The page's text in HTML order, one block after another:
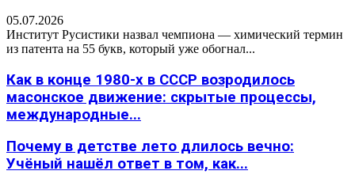
05.07.2026
Институт Русистики назвал чемпиона — химический термин
из патента на 55 букв, который уже обогнал...
Как в конце 1980-х в СССР возродилось
масонское движение: скрытые процессы,
международные...
Почему в детстве лето длилось вечно:
Учёный нашёл ответ в том, как...